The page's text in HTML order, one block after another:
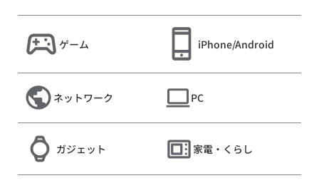
ゲーム iPhone/Android
ネットワーク PC
ガジェット 家電・くらし